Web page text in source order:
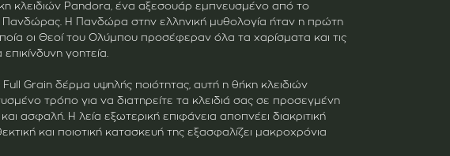
κλειδιών Pandora, ένα αξεσουάρ εμπνευσμένο από το
Πανδώρας. Η Πανδώρα στην ελληνική μυθολογία ήταν η πρώτη
οι Θεοί του Ολύμπου προσέφεραν όλα τα χαρίσματα και τις
επικίνδυνη γοητεία.
Grain δέρμα υψηλής ποιότητας, αυτή η θήκη κλειδιών
τρόπο για να διατηρείτε τα κλειδιά σας σε προσεγμένη
ασφαλή. Η λεία εξωτερική επιφάνεια αποπνέει διακριτική
και ποιοτική κατασκευή της εξασφαλίζει μακροχρόνια